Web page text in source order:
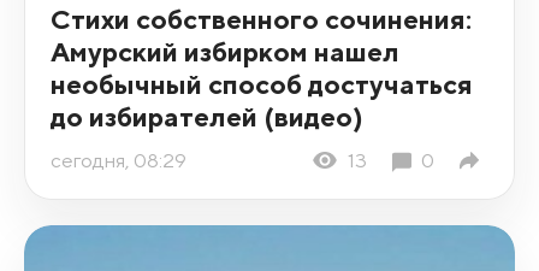
Стихи собственного сочинения:
Амурский избирком нашел
необычный способ достучаться
до избирателей (видео)
сегодня, 08:29 13 0